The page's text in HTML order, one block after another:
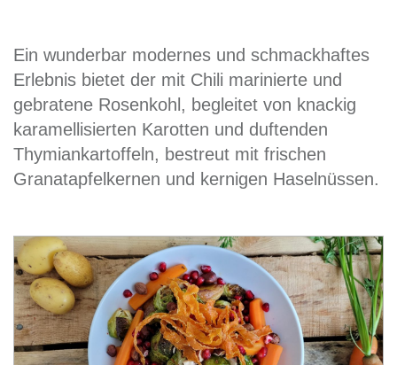
Ein wunderbar modernes und schmackhaftes
Erlebnis bietet der mit Chili marinierte und
gebratene Rosenkohl, begleitet von knackig
karamellisierten Karotten und duftenden
Thymiankartoffeln, bestreut mit frischen
Granatapfelkernen und kernigen Haselnüssen.